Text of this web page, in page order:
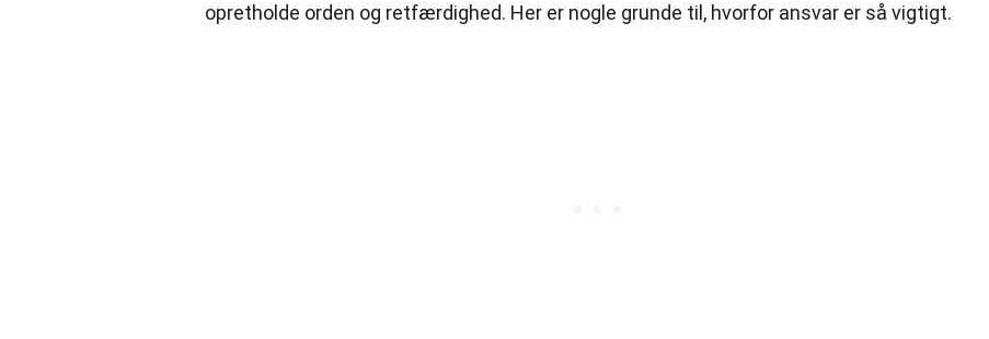
opretholde orden og retfærdighed. Her er nogle grunde til, hvorfor ansvar er så vigtigt.